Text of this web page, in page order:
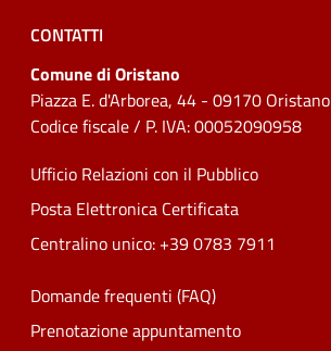
CONTATTI
Comune di Oristano
Piazza E. d'Arborea, 44 - 09170 Oristano
Codice fiscale / P. IVA: 00052090958
Ufficio Relazioni con il Pubblico
Posta Elettronica Certificata
Centralino unico: +39 0783 7911
Domande frequenti (FAQ)
Prenotazione appuntamento